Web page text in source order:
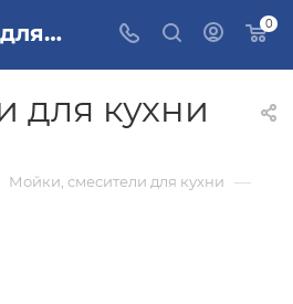
Смеситель для кухни купить в Москве 0
для кухни
Мойки, смесители для кухни —